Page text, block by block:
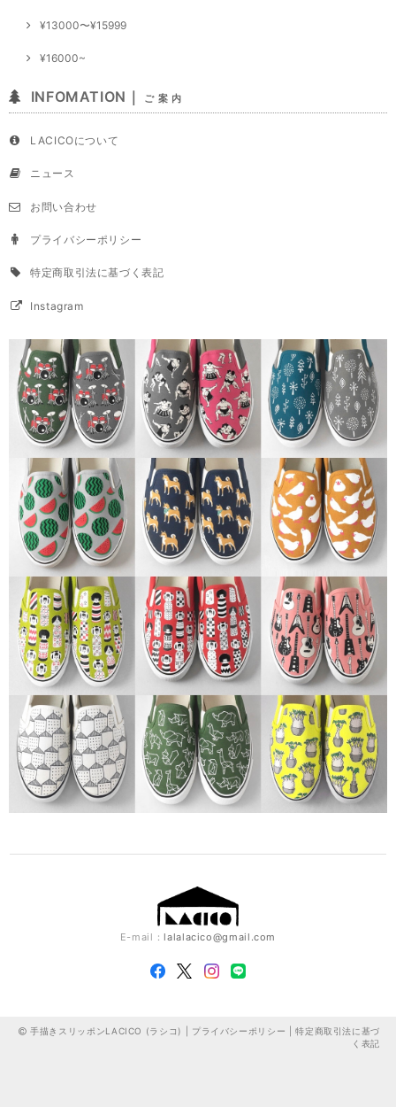
¥13000〜¥15999
¥16000~
INFOMATION｜ ご 案 内
LACICOについて
ニュース
お問い合わせ
プライバシーポリシー
特定商取引法に基づく表記
Instagram
E-mail：lalalacico@gmail.com
手描きスリッポンLACICO (ラシコ) | プライバシーポリシー |特定商取引法に基づ
く表記